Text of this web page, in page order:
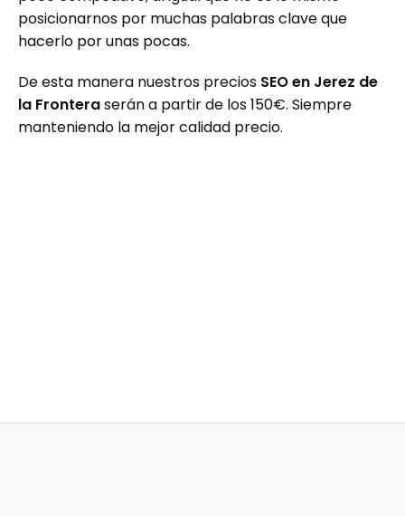
posicionarnos por muchas palabras clave que
hacerlo por unas pocas.
De esta manera nuestros precios SEO en Jerez de
la Fronteraserán a partir de los 150€. Siempre
manteniendo la mejor calidad precio.